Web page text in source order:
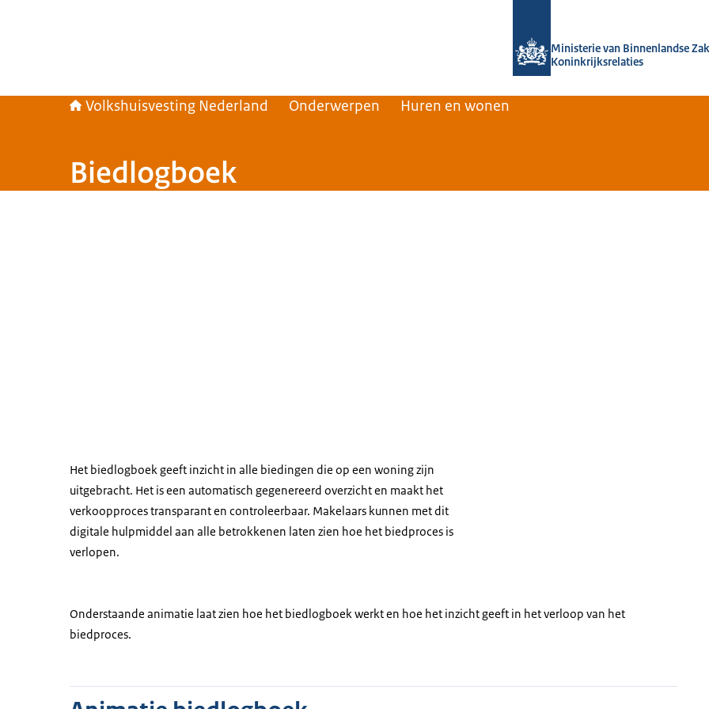
Ministerie van Binnenlandse
Koninkrijksrelaties
Volkshuisvesting Nederland Onderwerpen Huren en wonen
Biedlogboek
Het biedlogboek geeft inzicht in alle biedingen die op een woning zijn
uitgebracht. Het is een automatisch gegenereerd overzicht en maakt het
verkoopproces transparant en controleerbaar. Makelaars kunnen met dit
digitale hulpmiddel aan alle betrokkenen laten zien hoe het biedproces is
verlopen.
Onderstaande animatie laat zien hoe het biedlogboek werkt en hoe het inzicht geeft in het verloop van het
biedproces.